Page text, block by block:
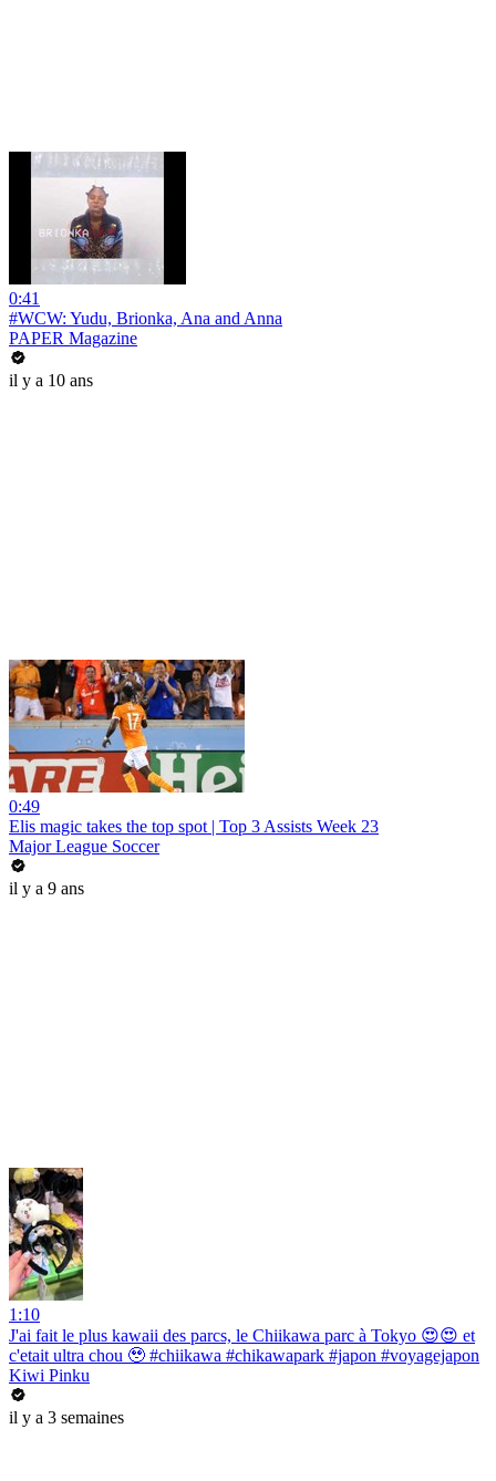
0:41
#WCW: Yudu, Brionka, Ana and Anna
PAPER Magazine
il y a 10 ans
0:49
Elis magic takes the top spot | Top 3 Assists Week 23
Major League Soccer
il y a 9 ans
1:10
J'ai fait le plus kawaii des parcs, le Chiikawa parc à Tokyo 😍😍 et
c'etait ultra chou 🥹 #chiikawa #chikawapark #japon #voyagejapon
Kiwi Pinku
il y a 3 semaines